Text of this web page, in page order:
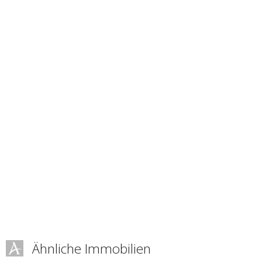
Ähnliche Immobilien